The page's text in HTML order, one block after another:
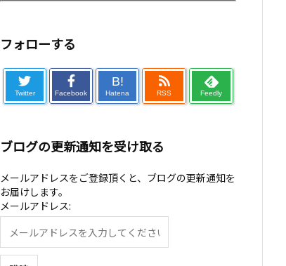
フォローする
Twitter Facebook
B!
Hatena RSS Feedly
ブログの更新通知を受け取る
メールアドレスをご登録頂くと、ブログの更新通知を
お届けします。
メールアドレス: